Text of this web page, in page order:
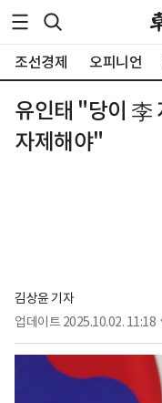
조선경제 오피니언
유인태 "당이 李
자제해야"
김상윤 기자
업데이트 2025.10.02. 11:18